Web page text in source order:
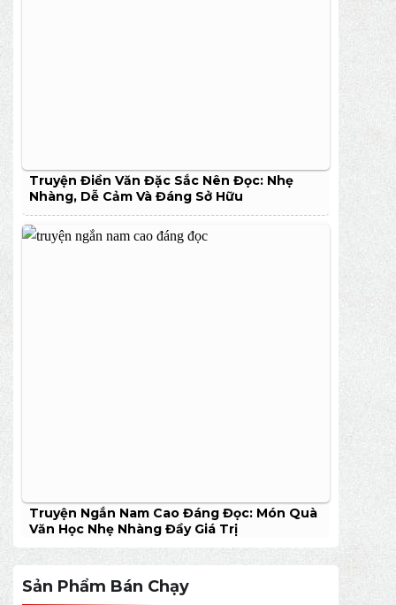
Truyện Điền Văn Đặc Sắc Nên Đọc: Nhẹ
Nhàng, Dễ Cảm Và Đáng Sở Hữu
Truyện Ngắn Nam Cao Đáng Đọc: Món Quà
Văn Học Nhẹ Nhàng Đầy Giá Trị
Sản Phẩm Bán Chạy